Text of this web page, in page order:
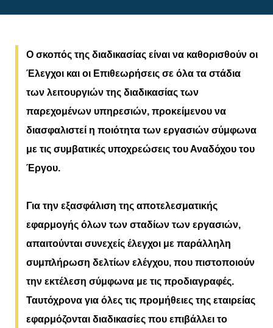
Ο σκοπός της διαδικασίας είναι να καθορισθούν οι
Έλεγχοι και οι Επιθεωρήσεις σε όλα τα στάδια
των λειτουργιών της διαδικασίας των
παρεχομένων υπηρεσιών, προκείμενου να
διασφαλιστεί η ποιότητα των εργασιών σύμφωνα
με τις συμβατικές υποχρεώσεις του Αναδόχου του
Έργου.
Για την εξασφάλιση της αποτελεσματικής
εφαρμογής όλων των σταδίων των εργασιών,
απαιτούνται συνεχείς έλεγχοι με παράλληλη
συμπλήρωση δελτίων ελέγχου, που πιστοποιούν
την εκτέλεση σύμφωνα με τις προδιαγραφές.
Ταυτόχρονα για όλες τις προμήθειες της εταιρείας
εφαρμόζονται διαδικασίες που επιβάλλει το